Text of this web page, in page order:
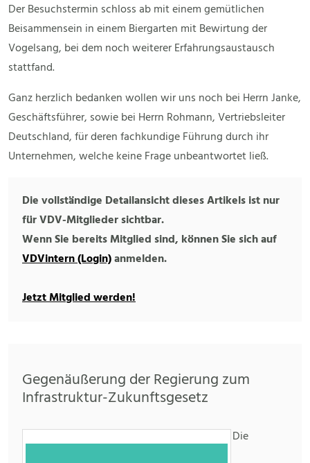
Der Besuchstermin schloss ab mit einem gemütlichen
Beisammensein in einem Biergarten mit Bewirtung der
Vogelsang, bei dem noch weiterer Erfahrungsaustausch
stattfand.
Ganz herzlich bedanken wollen wir uns noch bei Herrn Janke,
Geschäftsführer, sowie bei Herrn Rohmann, Vertriebsleiter
Deutschland, für deren fachkundige Führung durch ihr
Unternehmen, welche keine Frage unbeantwortet ließ.
Die vollständige Detailansicht dieses Artikels ist nur
für VDV-Mitglieder sichtbar.
Wenn Sie bereits Mitglied sind, können Sie sich auf
VDVintern (Login)anmelden.
Jetzt Mitglied werden!
Gegenäußerung der Regierung zum
Infrastruktur-Zukunftsgesetz
Die